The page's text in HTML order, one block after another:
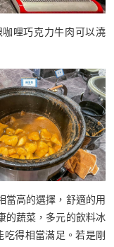
哩巧克力牛肉可以澆
當高的選擇，舒適的用
的蔬菜，多元的飲料冰
吃得相當滿足。若是剛